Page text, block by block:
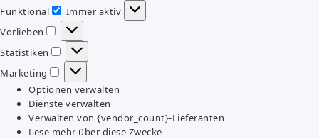
Funktional
Funktional
Immer aktiv
Vorlieben
Vorlieben
Statistiken
Statistiken
Marketing
Marketing
Optionen verwalten
Dienste verwalten
Verwalten von {vendor_count}-Lieferanten
Lese mehr über diese Zwecke